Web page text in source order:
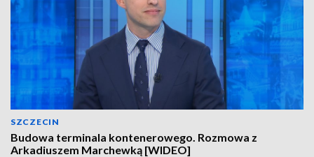
SZCZECIN
Budowa terminala kontenerowego. Rozmowa z
Arkadiuszem Marchewką [WIDEO]